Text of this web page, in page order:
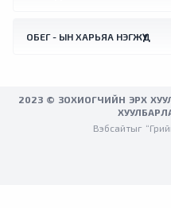
ОБЕГ - ЫН ХАРЬЯА НЭГЖҮҮД
2023 © ЗОХИОГЧИЙН ЭРХ
Вэбсайтыг